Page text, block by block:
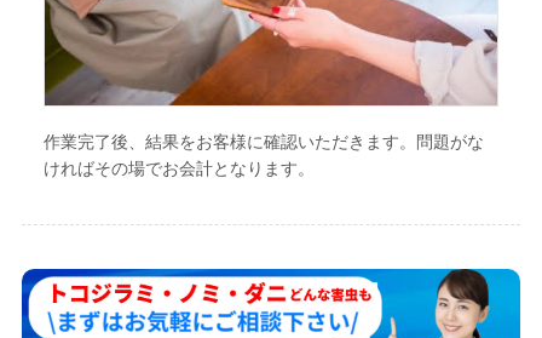
作業完了後、結果をお客様に確認いただきます。問題がな
ければその場でお会計となります。